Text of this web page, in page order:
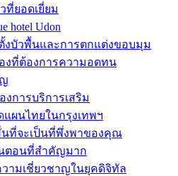
ที่ยอดเยี่ยม
hotel Udon
งบัวพื้นและการตกแต่งขอบมุม
องที่ต้องการความอดทน
งการบริการเสริม
แผนไทยในกรุงเทพฯ
ที่จะเป็นที่พึ่งพาของคุณ
นตอนที่สำคัญมาก
ามเชี่ยวชาญในยุคดิจิทัล